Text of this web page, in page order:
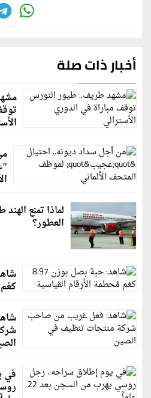
أخبار ذات صلة
لماذا تمنع
العطور؟
في